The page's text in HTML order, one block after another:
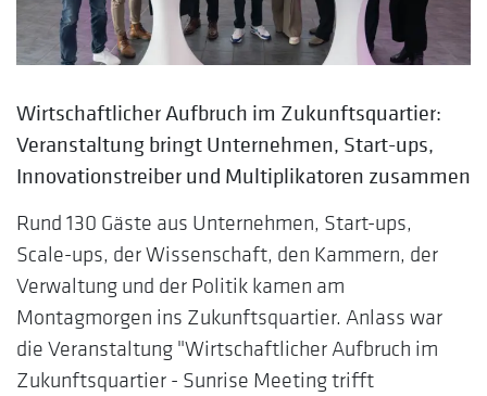
Wirtschaftlicher Aufbruch im Zukunftsquartier:
Veranstaltung bringt Unternehmen, Start-ups,
Innovationstreiber und Multiplikatoren zusammen
Rund 130 Gäste aus Unternehmen, Start-ups,
Scale-ups, der Wissenschaft, den Kammern, der
Verwaltung und der Politik kamen am
Montagmorgen ins Zukunftsquartier. Anlass war
die Veranstaltung "Wirtschaftlicher Aufbruch im
Zukunftsquartier - Sunrise Meeting trifft